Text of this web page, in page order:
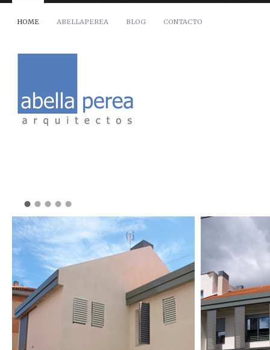
HOME ABELLAPEREA BLOG CONTACTO